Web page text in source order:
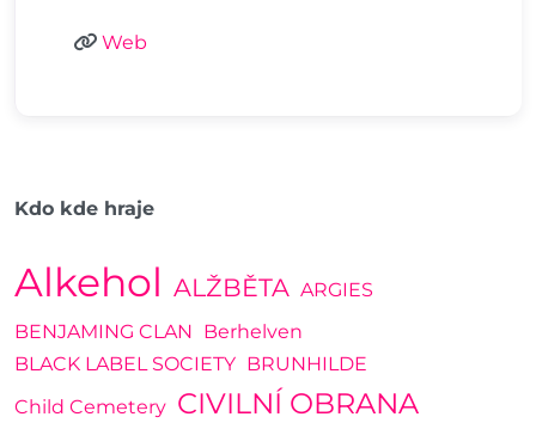
Web
Kdo kde hraje
Alkehol ALŽBĚTA ARGIES
BENJAMING CLAN Berhelven
BLACK LABEL SOCIETY BRUNHILDE
Child Cemetery CIVILNÍ OBRANA